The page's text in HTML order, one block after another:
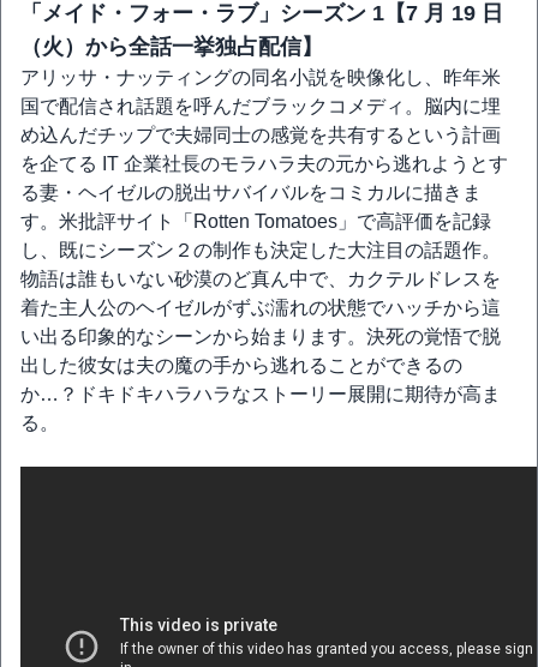
「メイド・フォー・ラブ」シーズン 1【7 月 19 日
（火）から全話一挙独占配信】
アリッサ・ナッティングの同名小説を映像化し、昨年米
国で配信され話題を呼んだブラックコメディ。脳内に埋
め込んだチップで夫婦同士の感覚を共有するという計画
を企てる IT 企業社長のモラハラ夫の元から逃れようとす
る妻・ヘイゼルの脱出サバイバルをコミカルに描きま
す。米批評サイト「Rotten Tomatoes」で高評価を記録
し、既にシーズン２の制作も決定した大注目の話題作。
物語は誰もいない砂漠のど真ん中で、カクテルドレスを
着た主人公のヘイゼルがずぶ濡れの状態でハッチから這
い出る印象的なシーンから始まります。決死の覚悟で脱
出した彼女は夫の魔の手から逃れることができるの
か…？ドキドキハラハラなストーリー展開に期待が高ま
る。